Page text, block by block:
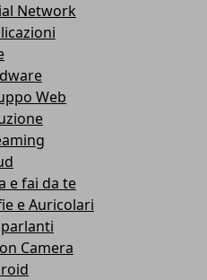
Network
Web
e fai da te
e Auricolari
Camera